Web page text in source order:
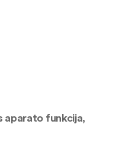
aparato funkcija,